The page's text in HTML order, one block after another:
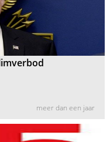
meer dan een jaar